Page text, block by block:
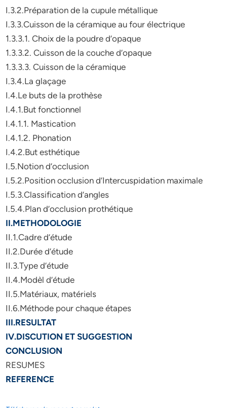
I.3.2.Préparation de la cupule métallique
I.3.3.Cuisson de la céramique au four électrique
1.3.3.1. Choix de la poudre d’opaque
1.3.3.2. Cuisson de la couche d’opaque
1.3.3.3. Cuisson de la céramique
I.3.4.La glaçage
I.4.Le buts de la prothèse
I.4.1.But fonctionnel
I.4.1.1. Mastication
I.4.1.2. Phonation
I.4.2.But esthétique
I.5.Notion d’occlusion
I.5.2.Position occlusion d’Intercuspidation maximale
I.5.3.Classification d’angles
I.5.4.Plan d’occlusion prothétique
II.METHODOLOGIE
II.1.Cadre d’étude
II.2.Durée d’étude
II.3.Type d’étude
II.4.Modèl d’étude
II.5.Matériaux, matériels
II.6.Méthode pour chaque étapes
III.RESULTAT
IV.DISCUTION ET SUGGESTION
CONCLUSION
RESUMES
REFERENCE